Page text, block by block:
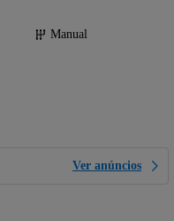
Manual
Ver anúncios